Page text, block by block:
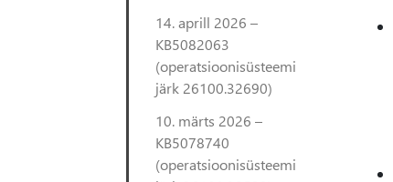
14. aprill 2026 –
KB5082063
(operatsioonisüsteemi
järk 26100.32690)
10. märts 2026 –
KB5078740
(operatsioonisüsteemi